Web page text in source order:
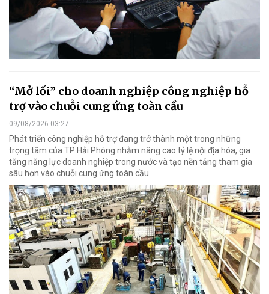
“Mở lối” cho doanh nghiệp công nghiệp hỗ
trợ vào chuỗi cung ứng toàn cầu
09/08/2026 03:27
Phát triển công nghiệp hỗ trợ đang trở thành một trong những
trọng tâm của TP Hải Phòng nhằm nâng cao tỷ lệ nội địa hóa, gia
tăng năng lực doanh nghiệp trong nước và tạo nền tảng tham gia
sâu hơn vào chuỗi cung ứng toàn cầu.